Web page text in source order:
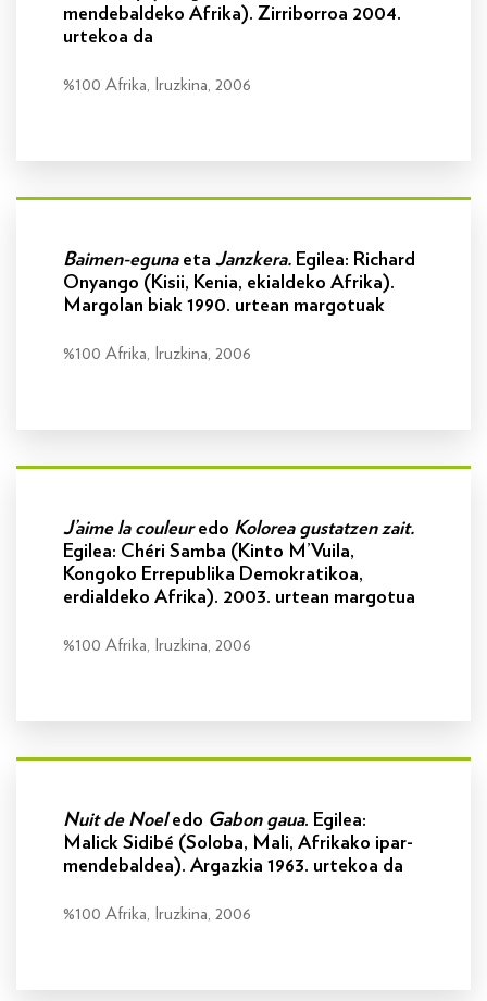
mendebaldeko Afrika). Zirriborroa 2004.
urtekoa da
%100 Afrika, Iruzkina, 2006
Baimen-eguna eta Janzkera. Egilea: Richard
Onyango (Kisii, Kenia, ekialdeko Afrika).
Margolan biak 1990. urtean margotuak
%100 Afrika, Iruzkina, 2006
J’aime la couleuredo Kolorea gustatzen zait.
Egilea: Chéri Samba (Kinto M’Vuila,
Kongoko Errepublika Demokratikoa,
erdialdeko Afrika). 2003. urtean margotua
%100 Afrika, Iruzkina, 2006
Nuit de Noeledo Gabon gaua. Egilea:
Malick Sidibé (Soloba, Mali, Afrikako ipar-
mendebaldea). Argazkia 1963. urtekoa da
%100 Afrika, Iruzkina, 2006